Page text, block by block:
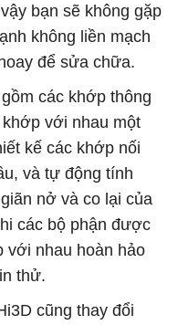
bạn sẽ không gặp
không liền mạch
để sửa chữa.
các khớp thông
với nhau một
kế các khớp nối
và tự động tính
nở và co lại của
các bộ phận được
với nhau hoàn hảo
thử.
cũng thay đổi